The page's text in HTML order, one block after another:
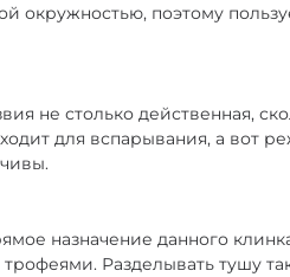
окружностью, поэтому
не столько действенная,
для вспарывания, а вот
назначение данного
Разделывать тушу